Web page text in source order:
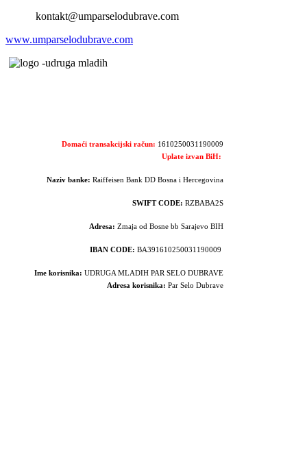
kontakt@umparselodubrave.com
www.umparselodubrave.com
Domaći transakcijski račun: 1610250031190009
Uplate izvan BiH:
Naziv banke: Raiffeisen Bank DD Bosna i Hercegovina
SWIFT CODE: RZBABA2S
Adresa:Zmaja od Bosne bb Sarajevo BIH
IBAN CODE: BA391610250031190009
Ime korisnika: UDRUGA MLADIH PAR SELO DUBRAVE
Adresa korisnika: Par Selo Dubrave